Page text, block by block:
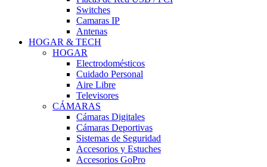
Switches
Camaras IP
Antenas
HOGAR & TECH
HOGAR
Electrodomésticos
Cuidado Personal
Aire Libre
Televisores
CÁMARAS
Cámaras Digitales
Cámaras Deportivas
Sistemas de Seguridad
Accesorios y Estuches
Accesorios GoPro